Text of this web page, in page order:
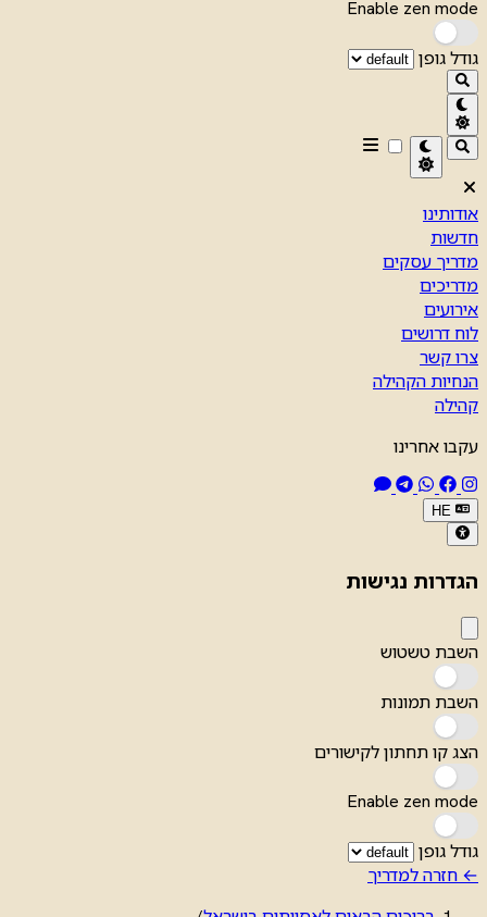
Enable zen mode
גודל גופן
אודותינו
חדשות
מדריך עסקים
מדריכים
אירועים
לוח דרושים
צרו קשר
הנחיות הקהילה
קהילה
עקבו אחרינו
HE
הגדרות נגישות
השבת טשטוש
השבת תמונות
הצג קו תחתון לקישורים
Enable zen mode
גודל גופן
← חזרה למדריך